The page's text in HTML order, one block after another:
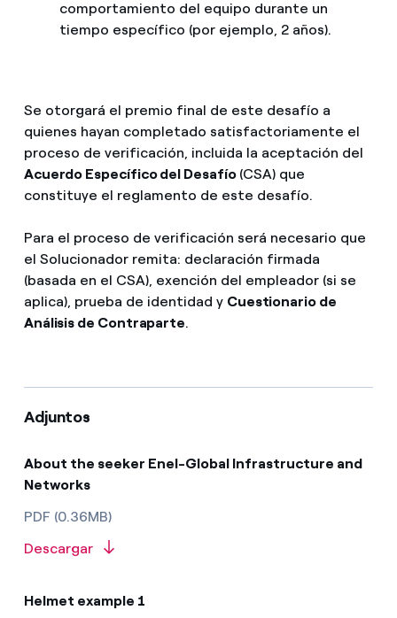
comportamiento del equipo durante un
tiempo específico (por ejemplo, 2 años).
Se otorgará el premio final de este desafío a
quienes hayan completado satisfactoriamente el
proceso de verificación, incluida la aceptación del
Acuerdo Específico del Desafío(CSA) que
constituye el reglamento de este desafío.
Para el proceso de verificación será necesario que
el Solucionador remita: declaración firmada
(basada en el CSA), exención del empleador (si se
aplica), prueba de identidad y Cuestionario de
Análisis de Contraparte.
Adjuntos
About the seeker Enel-Global Infrastructure and
Networks
PDF (0.36MB)
Descargar
Helmet example 1